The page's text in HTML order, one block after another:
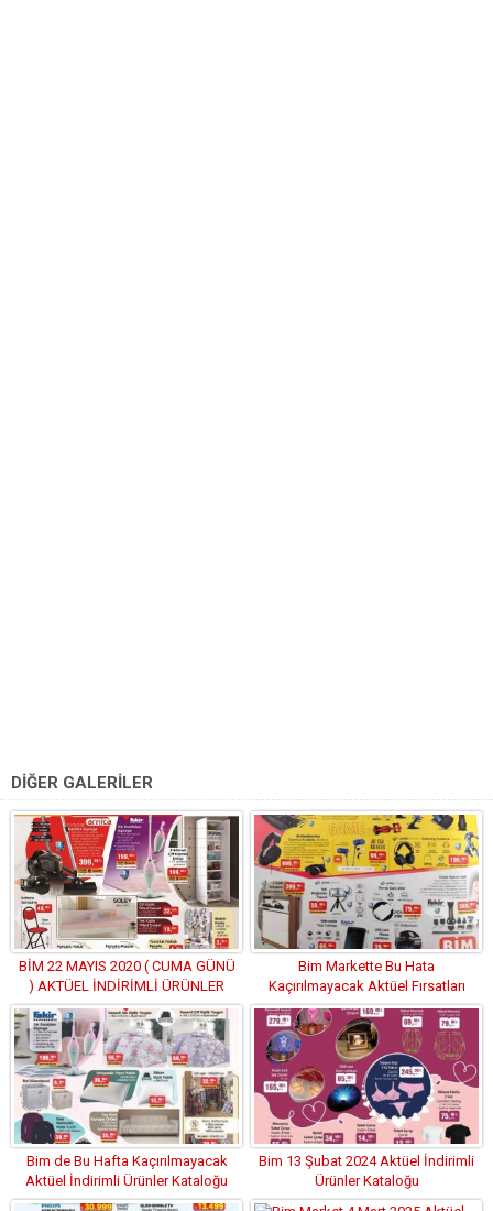
DİĞER GALERİLER
BİM 22 MAYIS 2020 ( CUMA GÜNÜ
) AKTÜEL İNDİRİMLİ ÜRÜNLER
KATALOĞU
Bim Markette Bu Hata
Kaçırılmayacak Aktüel Fırsatları
Bim de Bu Hafta Kaçırılmayacak
Aktüel İndirimli Ürünler Kataloğu
Bim 13 Şubat 2024 Aktüel İndirimli
Ürünler Kataloğu